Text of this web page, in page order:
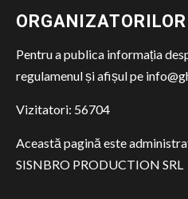
Pentru a publica informația
regulamenul și afișul pe
Vizitatori: 56704
Această pagină este
SISNBRO PRODUCTION SRL